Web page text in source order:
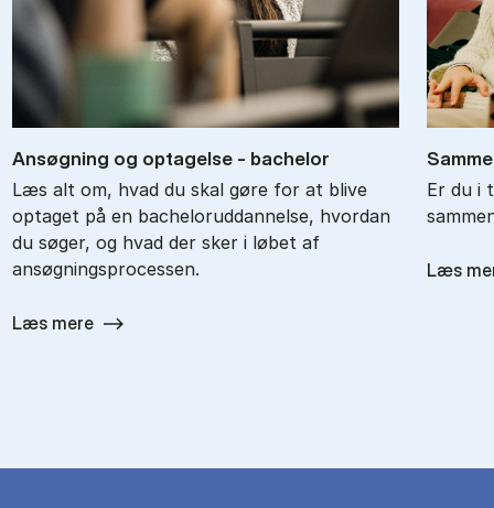
An­søg­ning og op­ta­gel­se - ba­chel­or
Læs alt om, hvad du skal gøre for at blive
optaget på en bacheloruddannelse, hvordan
du søger, og hvad der sker i løbet af
ansøgningsprocessen.
Læs mere
Er du i
Læs